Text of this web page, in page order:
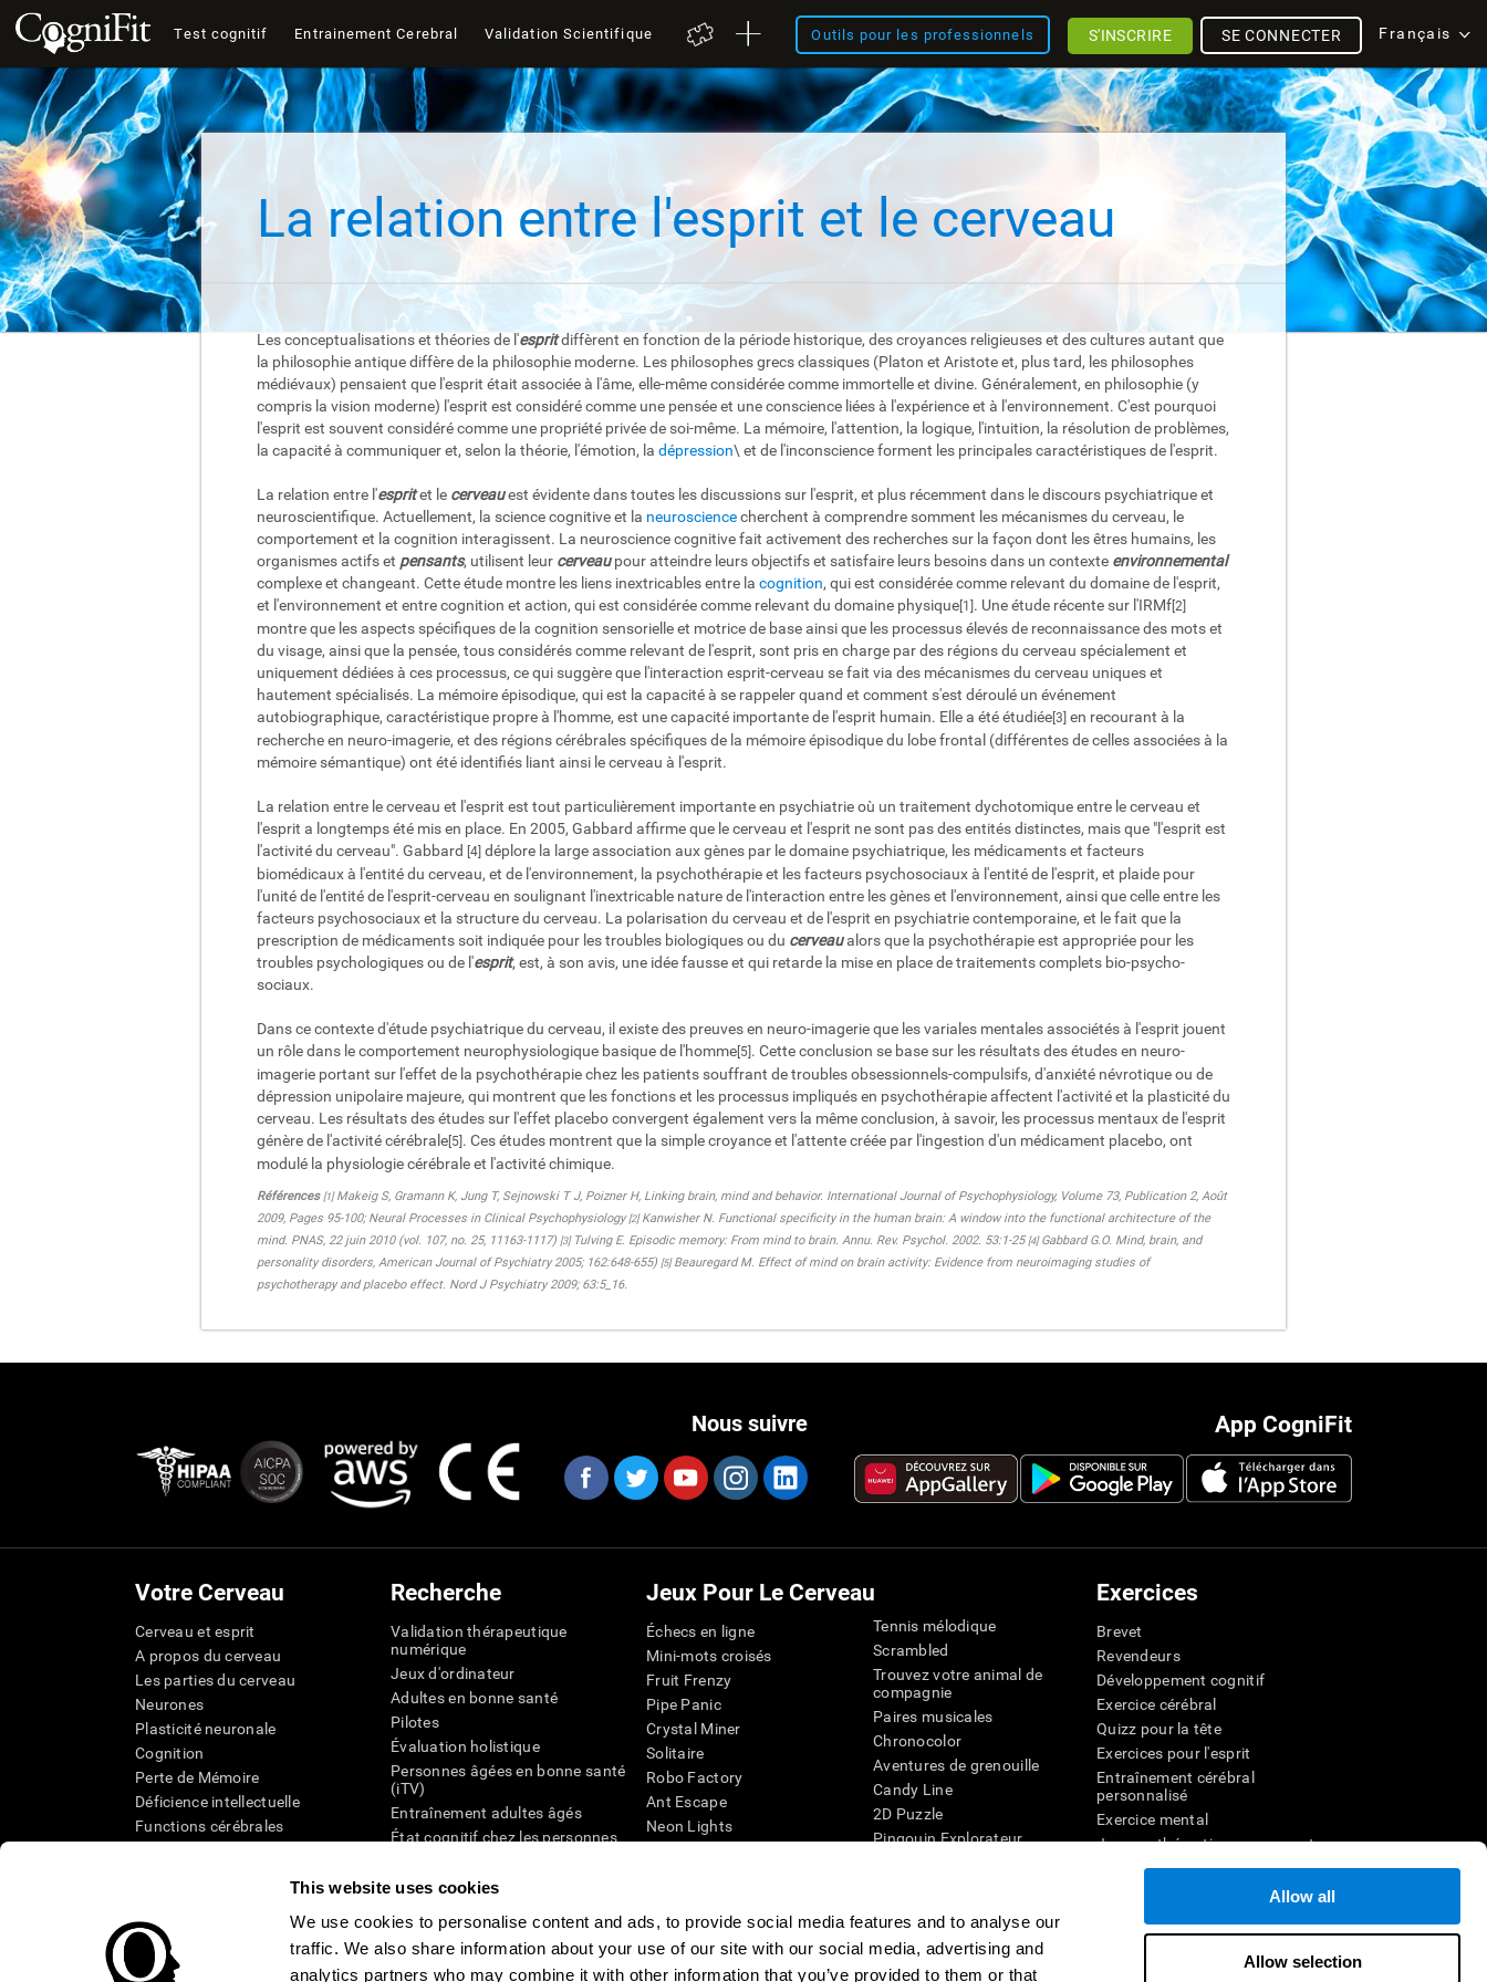
This website uses cookies
We use cookies to personalise content and ads, to provide social media features and to analyse our
traffic. We also share information about your use of our site with our social media, advertising and
analytics partners who may combine it with other information that you’ve provided to them or that
Allow all
Allow selection
Test cognitif Entrainement Cerebral Validation Scientifique Outils pour les professionnels Français
SE CONNECTER
S'INSCRIRE
La relation entre l'esprit et le cerveau
Les conceptualisations et théories de l'espritdiffèrent en fonction de la période historique, des croyances religieuses et des cultures autant que
la philosophie antique diffère de la philosophie moderne. Les philosophes grecs classiques (Platon et Aristote et, plus tard, les philosophes
médiévaux) pensaient que l'esprit était associée à l'âme, elle-même considérée comme immortelle et divine. Généralement, en philosophie (y
compris la vision moderne) l'esprit est considéré comme une pensée et une conscience liées à l'expérience et à l'environnement. C'est pourquoi
l'esprit est souvent considéré comme une propriété privée de soi-même. La mémoire, l'attention, la logique, l'intuition, la résolution de problèmes,
la capacité à communiquer et, selon la théorie, l'émotion, la dépression\ et de l'inconscience forment les principales caractéristiques de l'esprit.
La relation entre l'espritet le cerveauest évidente dans toutes les discussions sur l'esprit, et plus récemment dans le discours psychiatrique et
neuroscientifique. Actuellement, la science cognitive et la neurosciencecherchent à comprendre somment les mécanismes du cerveau, le
comportement et la cognition interagissent. La neuroscience cognitive fait activement des recherches sur la façon dont les êtres humains, les
organismes actifs et pensants, utilisent leur cerveaupour atteindre leurs objectifs et satisfaire leurs besoins dans un contexte environnemental
complexe et changeant. Cette étude montre les liens inextricables entre la cognition, qui est considérée comme relevant du domaine de l'esprit,
et l'environnement et entre cognition et action, qui est considérée comme relevant du domaine physique [1] . Une étude récente sur l'IRMf [2]
montre que les aspects spécifiques de la cognition sensorielle et motrice de base ainsi que les processus élevés de reconnaissance des mots et
du visage, ainsi que la pensée, tous considérés comme relevant de l'esprit, sont pris en charge par des régions du cerveau spécialement et
uniquement dédiées à ces processus, ce qui suggère que l'interaction esprit-cerveau se fait via des mécanismes du cerveau uniques et
hautement spécialisés. La mémoire épisodique, qui est la capacité à se rappeler quand et comment s'est déroulé un événement
autobiographique, caractéristique propre à l'homme, est une capacité importante de l'esprit humain. Elle a été étudiée [3] en recourant à la
recherche en neuro-imagerie, et des régions cérébrales spécifiques de la mémoire épisodique du lobe frontal (différentes de celles associées à la
mémoire sémantique) ont été identifiés liant ainsi le cerveau à l'esprit.
La relation entre le cerveau et l'esprit est tout particulièrement importante en psychiatrie où un traitement dychotomique entre le cerveau et
l'esprit a longtemps été mis en place. En 2005, Gabbard affirme que le cerveau et l'esprit ne sont pas des entités distinctes, mais que "l'esprit est
l'activité du cerveau". Gabbard [4] déplore la large association aux gènes par le domaine psychiatrique, les médicaments et facteurs
biomédicaux à l'entité du cerveau, et de l'environnement, la psychothérapie et les facteurs psychosociaux à l'entité de l'esprit, et plaide pour
l'unité de l'entité de l'esprit-cerveau en soulignant l'inextricable nature de l'interaction entre les gènes et l'environnement, ainsi que celle entre les
facteurs psychosociaux et la structure du cerveau. La polarisation du cerveau et de l'esprit en psychiatrie contemporaine, et le fait que la
prescription de médicaments soit indiquée pour les troubles biologiques ou du cerveaualors que la psychothérapie est appropriée pour les
troubles psychologiques ou de l'esprit, est, à son avis, une idée fausse et qui retarde la mise en place de traitements complets bio-psycho-
sociaux.
Dans ce contexte d'étude psychiatrique du cerveau, il existe des preuves en neuro-imagerie que les variales mentales associétés à l'esprit jouent
un rôle dans le comportement neurophysiologique basique de l'homme [5] . Cette conclusion se base sur les résultats des études en neuro-
imagerie portant sur l'effet de la psychothérapie chez les patients souffrant de troubles obsessionnels-compulsifs, d'anxiété névrotique ou de
dépression unipolaire majeure, qui montrent que les fonctions et les processus impliqués en psychothérapie affectent l'activité et la plasticité du
cerveau. Les résultats des études sur l'effet placebo convergent également vers la même conclusion, à savoir, les processus mentaux de l'esprit
génère de l'activité cérébrale [5] . Ces études montrent que la simple croyance et l'attente créée par l'ingestion d'un médicament placebo, ont
modulé la physiologie cérébrale et l'activité chimique.
Références [1]Makeig S, Gramann K, Jung T, Sejnowski T J, Poizner H, Linking brain, mind and behavior. International Journal of Psychophysiology, Volume 73, Publication 2, Août
2009, Pages 95-100; Neural Processes in Clinical Psychophysiology [2]Kanwisher N. Functional specificity in the human brain: A window into the functional architecture of the
mind. PNAS, 22 juin 2010 (vol. 107, no. 25, 11163-1117) [3]Tulving E. Episodic memory: From mind to brain. Annu. Rev. Psychol. 2002. 53:1-25 [4]Gabbard G.O. Mind, brain, and
personality disorders, American Journal of Psychiatry 2005; 162:648-655) [5]Beauregard M. Effect of mind on brain activity: Evidence from neuroimaging studies of
psychotherapy and placebo effect. Nord J Psychiatry 2009; 63:5_16.
App CogniFit
Nous suivre
Votre Cerveau
Cerveau et esprit
A propos du cerveau
Les parties du cerveau
Neurones
Plasticité neuronale
Cognition
Perte de Mémoire
Déficience intellectuelle
Functions cérébrales
Recherche
Validation thérapeutique
numérique
Jeux d'ordinateur
Adultes en bonne santé
Pilotes
Évaluation holistique
Personnes âgées en bonne santé
(iTV)
Entraînement adultes âgés
État cognitif chez les personnes
Révision systémique
Jeux Pour Le Cerveau
Échecs en ligne
Mini-mots croisés
Fruit Frenzy
Pipe Panic
Crystal Miner
Solitaire
Robo Factory
Ant Escape
Neon Lights
Space Rescue
Chaos mathématique
Course de billes
Tennis mélodique
Scrambled
Trouvez votre animal de
compagnie
Paires musicales
Chronocolor
Aventures de grenouille
Candy Line
2D Puzzle
Pingouin Explorateur
Jeux en ligne pour la
mémoire
Jeux pour le cerveau
Exercices
Brevet
Revendeurs
Développement cognitif
Exercice cérébral
Quizz pour la tête
Exercices pour l'esprit
Entraînement cérébral
personnalisé
Exercice mental
Jeux mathématiques amusants
Compréhension de lecture
Test de QI